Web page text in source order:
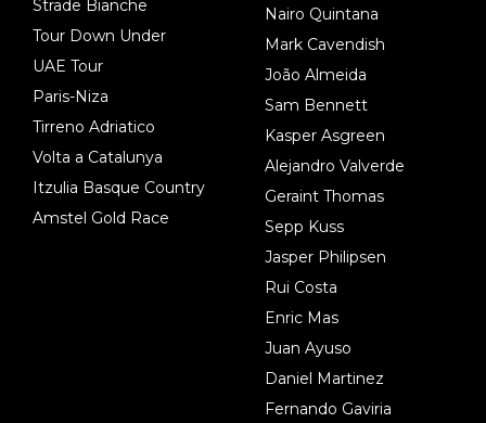
Strade Bianche
Tour Down Under
UAE Tour
Paris-Niza
Tirreno Adriatico
Volta a Catalunya
Itzulia Basque Country
Amstel Gold Race
Nairo Quintana
Mark Cavendish
João Almeida
Sam Bennett
Kasper Asgreen
Alejandro Valverde
Geraint Thomas
Sepp Kuss
Jasper Philipsen
Rui Costa
Enric Mas
Juan Ayuso
Daniel Martinez
Fernando Gaviria